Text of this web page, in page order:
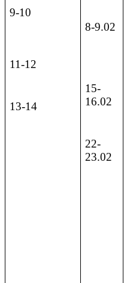
9-10
11-12
13-14
8-9.02
15-
16.02
22-
23.02